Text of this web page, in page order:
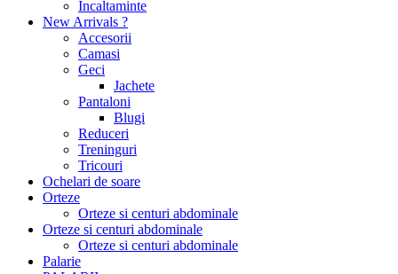
Incaltaminte
New Arrivals ?
Accesorii
Camasi
Geci
Jachete
Pantaloni
Blugi
Reduceri
Treninguri
Tricouri
Ochelari de soare
Orteze
Orteze si centuri abdominale
Orteze si centuri abdominale
Orteze si centuri abdominale
Palarie